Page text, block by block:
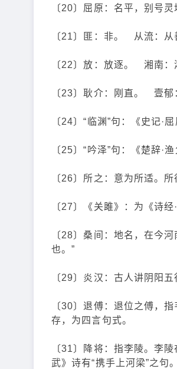
〔20〕屈原：名平，别号
〔21〕匪：非。 从流：
〔22〕放：放逐。 湘南：
〔23〕耿介：刚直。 壹
〔24〕“临渊”句：《史记
〔25〕“吟泽”句：《楚辞·
〔26〕所之：意为所适。所
〔27〕《关雎》：为《诗
〔28〕桑间：地名，在今
也。”
〔29〕炎汉：古人讲阴阳
〔30〕退傅：退位之傅，
存，为四言句式。
〔31〕降将：指李陵。李
武》诗有“携手上河梁”之句。